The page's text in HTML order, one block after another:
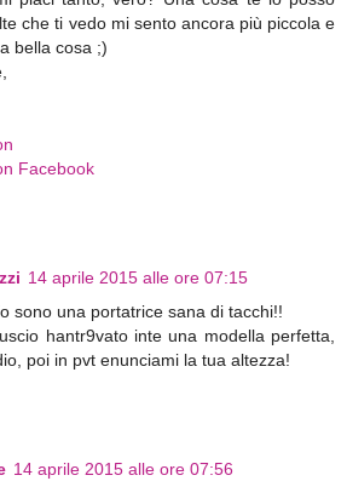
che ti vedo mi sento ancora più piccola e
bella cosa ;)
Facebook
14 aprile 2015 alle ore 07:15
sono una portatrice sana di tacchi!!
hantr9vato inte una modella perfetta,
poi in pvt enunciami la tua altezza!
14 aprile 2015 alle ore 07:56